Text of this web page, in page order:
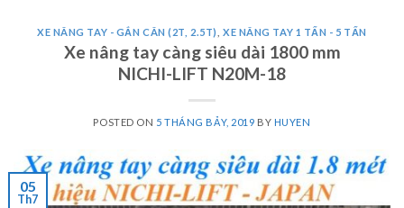
XE NÂNG TAY - GẮN CÂN (2T, 2.5T) ,XE NÂNG TAY 1 TẤN - 5 TẤN
Xe nâng tay càng siêu dài 1800 mm
NICHI-LIFT N20M-18
POSTED ON 5 THÁNG BẢY, 2019 BY HUYEN
05
Th7